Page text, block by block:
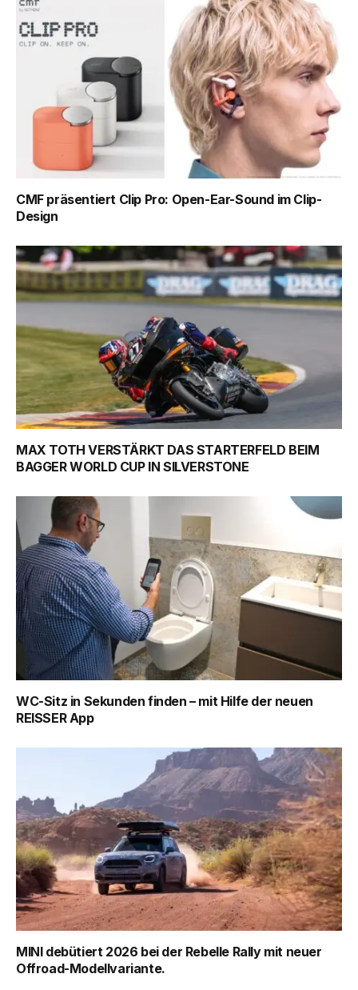
CMF präsentiert Clip Pro: Open-Ear-Sound im Clip-
Design
MAX TOTH VERSTÄRKT DAS STARTERFELD BEIM
BAGGER WORLD CUP IN SILVERSTONE
WC-Sitz in Sekunden finden – mit Hilfe der neuen
REISSER App
MINI debütiert 2026 bei der Rebelle Rally mit neuer
Offroad-Modellvariante.